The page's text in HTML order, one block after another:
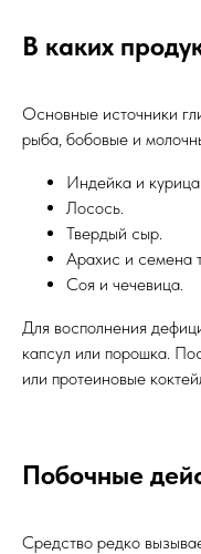
В каких
Основные источники
рыба, бобовые и
Индейка и
Лосось.
Твердый сыр.
Арахис и семена
Соя и чечевица.
Для восполнения
капсул или порошка.
или протеиновые
Побочные
Средство редко